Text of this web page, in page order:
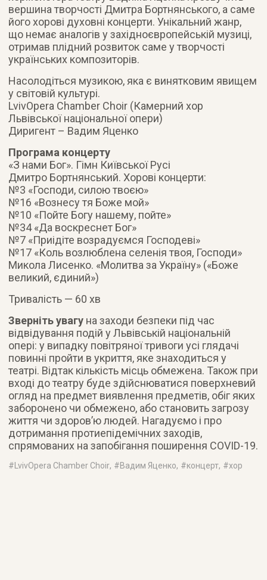
вершина творчості Дмитра Бортнянського, а саме
його хорові духовні концерти. Унікальний жанр,
що немає аналогів у західноєвропейській музиці,
отримав плідний розвиток саме у творчості
українських композиторів.
Насолодіться музикою, яка є винятковим явищем
у світовій культурі.
LvivOpera Chamber Choir (Камерний хор
Львівської національної опери)
Диригент – Вадим Яценко
Програма концерту
«З нами Бог». Гімн Київської Русі
Дмитро Бортнянський. Хорові концерти:
№3 «Господи, силою твоєю»
№16 «Вознесу тя Боже мой»
№10 «Пойте Богу нашему, пойте»
№34 «Да воскреснет Бог»
№7 «Приідіте возрадуємся Господеві»
№17 «Коль возлюблена селенія твоя, Господи»
Микола Лисенко. «Молитва за Україну» («Боже
великий, єдиний»)
Тривалість — 60 хв
Зверніть увагу на заходи безпеки під час
відвідування подій у Львівській національній
опері: у випадку повітряної тривоги усі глядачі
повинні пройти в укриття, яке знаходиться у
театрі. Відтак кількість місць обмежена. Також при
вході до театру буде здійснюватися поверхневий
огляд на предмет виявлення предметів, обіг яких
заборонено чи обмежено, або становить загрозу
життя чи здоров’ю людей. Нагадуємо і про
дотримання протиепідемічних заходів,
спрямованих на запобігання поширення COVID-19.
#LvivOpera Chamber Choir, #Вадим Яценко, #концерт, #хор